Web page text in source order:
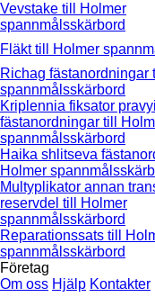
Vevstake till Holmer
spannmålsskärbord
Fläkt till Holmer
Richag fästanordningar
spannmålsskärbord
Kriplennia fiksator pravyi
fästanordningar till
spannmålsskärbord
Haika shlitseva
Holmer
Multyplikator annan
reservdel till Holmer
spannmålsskärbord
Reparationssats till
spannmålsskärbord
Företag
Om oss Hjälp Kontakter